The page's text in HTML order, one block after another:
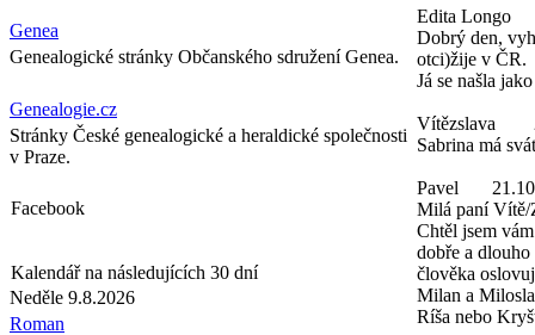
Genea
Genealogické stránky Občanského sdružení Genea.
Genealogie.cz
Stránky České genealogické a heraldické společnosti
v Praze.
Facebook
Kalendář na následujících 30 dní
Neděle 9.8.2026
Roman
Edita Longo
Dobrý den,
otci)žije v ČR.
Já se našla
Vítězslava
Sabrina má
Pavel
Milá paní Vítě/
Chtěl jsem
dobře a dlouho
člověka
Milan a
Ríša nebo